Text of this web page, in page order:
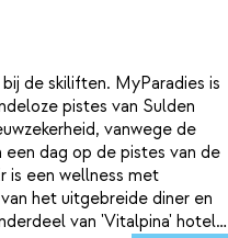
de skiliften. MyParadies is
pistes van Sulden
vanwege de
dag op de pistes van de
is een wellness met
het uitgebreide diner en
van 'Vitalpina' hotels,